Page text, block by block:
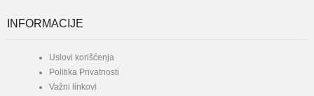
INFORMACIJE
Uslovi korišćenja
Politika Privatnosti
Važni linkovi